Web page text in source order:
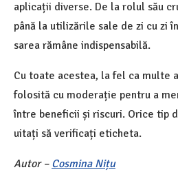
aplicații diverse. De la rolul său
până la utilizările sale de zi cu zi
sarea rămâne indispensabilă.
Cu toate acestea, la fel ca multe
folosită cu moderație pentru a
între beneficii și riscuri. Orice tip
uitați să verificați eticheta.
Autor – Cosmina Nițu